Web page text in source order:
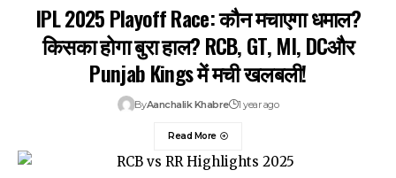
IPL 2025 Playoff Race: कौन मचाएगा धमाल?
किसका होगा बुरा हाल? RCB, GT, MI, DCऔर
Punjab Kings में मची खलबली!
ByAanchalik Khabre 1 year ago
Read More